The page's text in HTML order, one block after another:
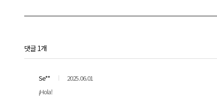
댓글 1개
Se**
2025.06.01
¡Hola!